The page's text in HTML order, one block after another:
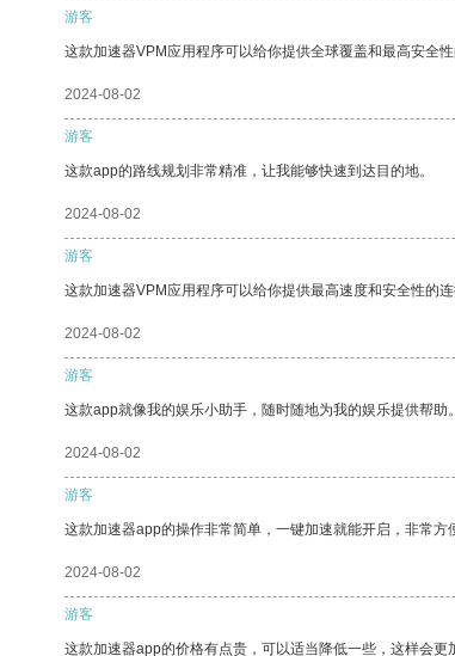
游客
这款加速器VPM应用程序可以给你提供全球覆盖和最高安全性
2024-08-02
游客
这款app的路线规划非常精准，让我能够快速到达目的地。
2024-08-02
游客
这款加速器VPM应用程序可以给你提供最高速度和安全性的
2024-08-02
游客
这款app就像我的娱乐小助手，随时随地为我的娱乐提供帮助。
2024-08-02
游客
这款加速器app的操作非常简单，一键加速就能开启，非常方
2024-08-02
游客
这款加速器app的价格有点贵，可以适当降低一些，这样会更